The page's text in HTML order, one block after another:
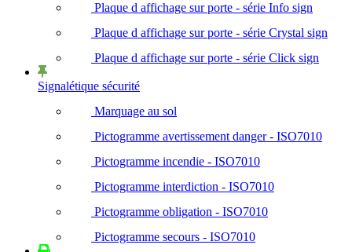
Plaque d affichage sur porte - série Info sign
Plaque d affichage sur porte - série Crystal sign
Plaque d affichage sur porte - série Click sign
Signalétique sécurité
Marquage au sol
Pictogramme avertissement danger - ISO7010
Pictogramme incendie - ISO7010
Pictogramme interdiction - ISO7010
Pictogramme obligation - ISO7010
Pictogramme secours - ISO7010